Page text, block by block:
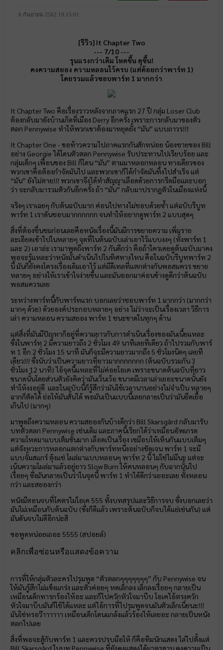
6 กันยายน 2562 19:15:01
[รีวิว] It Chapter Two
--- 7/10 ---
รุนแรงกว่าเดิม โหดขึ้น ดุขึ้น!
คงความสยอง ความหลอนไว้ครบ (แต่ด้อยกว่าพาร์ท 1)
โดยรวมแล้วชอบพาร์ท 1 มากกว่า
It Chapter Two คือเรื่องราวหลังจากภาคแรก 27 ปี กลุ่ม Loser Club
ต้องกลับมายังบ้านเกิดที่เมือง Derry อีกครั้ง เพราะการกลับมาของตัว
ตลก Pennywise ทำให้พวกเขาต้องมาหยุดยั้ง “มัน” แบบถาวร!!!
It Chapter One - ขอท้าวความไปภาคแรกกันสักหน่อย น้องชายของ Bill
อย่าง Georgie ได้โดนตัวตลก Pennywise รับประทานไปเรียบร้อย และ
กลุ่มเด็กๆ เพื่อนของ Bill ก็โดน “มัน” ตามมาหลอกหลอน ทางเดียวของ
พวกเขาคือต้องกำจัดมันไป และพวกเขาก็ได้กำจัดมันทิ้งไปสำเร็จ แต่
“มัน” ยังไม่ตาย!!! พวกเขาจึงได้ทำสัญญาเลือดด้วยการกรีดมือและบอก
ว่า จะกลับมารวมตัวกันอีกครั้ง ถ้า “มัน” กลับมาปรากฏตัวในเมืองแห่งนี้
จริงๆ เราเฉยๆ กับต้นฉบับมาก ค่อนไปทางไม่ชอบด้วยซ้ำ แต่ฉบับรีบูท
พาร์ท 1 เราดันชอบมากกกกกก จนทำให้อยากดูพาร์ท 2 แบบสุดๆ
สิ่งที่ต้องชื่นชมก่อนเลยคือหนังเรื่องนี้มันมีการขยายความ เพิ่มราย
ละเอียดเข้าไปในหลายๆ จุดที่ในต้นฉบับเล่าเอาไว้แบบงงๆ (ทั้งพาร์ท 1
และ 2) เอาล่ะ เรามาพูดถึงพาร์ท 2 กันดีกว่า คือถ้าใครเคยดูต้นฉบับมาคง
พอจะรู้แหละว่าหนังมันดำเนินไปในทิศทางไหน คือในฉบับรีบูทพาร์ท 2
นี้ มันก็ยังคงโครงเรื่องเดิมเอาไว้ แต่มีดีเทลที่แตกต่างกันพอสมควร ขยาย
หลายๆ อย่างให้เราเข้าใจง่ายขึ้น และมันออกมาค่อนข้างดูดีกว่าต้นฉบับ
พอสมควรเลย
ระหว่างพาร์ทนี้กับพาร์ทแรก บอกเลยว่าชอบพาร์ท 1 มากกว่า (มากกว่า
มากๆ ด้วย) ด้วยองค์ประกอบหลายๆ อย่าง ไม่ว่าจะเป็นเรื่องเวลา วิธีการ
เล่า ความหลอน ความสยอง พาร์ท 1 ชนะขาดในทุกๆ ด้าน
แต่สิ่งที่มันมีปัญหาก็อยู่ที่ความยาวกับการดำเนินเรื่องของมันเนี้ยแหละ
ซึ่งในพาร์ท 2 มีความยาวถึง 2 ชั่วโมง 49 นาทีเลยทีเดียว ถ้าไปรวมกับพาร์
ท 1 อีก 2 ชั่วโมง 15 นาที มันก็จะมีความยาวมากถึง 5 ชั่วโมงนิดๆ เลยที
เดียว!!! ซึ่งนับว่าเป็นความยาวที่ยาวมากกกกกกก (ต้นฉบับรวมกัน 3
ชั่วโมง 12 นาที) ไอ้จุดนี้แหละที่ไม่ค่อยโอเค เพราะขนาดต้นฉบับที่ยาว
ขนาดนั้นโดยส่วนตัวยังคิดว่ามันเวิ่นเว้อ ขนาดมีเวลาเล่าเยอะขนาดนั้นยัง
ทำให้งงอยู่ดี และในฉบับนี้ก็รู้สึกว่ามันใช้เวลานานอย่างไม่จำเป็น หลายๆ
ฉากก็ตัดได้ ย่อให้มันสั้นได้ พอมันเป็นแบบนี้เลยกลายเป็นว่ามันยืดเยื้อ
เกินไป (มากๆ)
มาพูดถึงความหลอน ความสยองกันบ้างดีกว่า Bill Skarsgård กลับมารับ
บทตัวตลก Pennywise เช่นเดิม และภาคนี้เรียกได้ว่าเหมือนอัพเกรด
ความโหดมาแบบเต็มขั้นมาก เลือดเป็นเรื่อง เขมือบให้เห็นกันแบบเต็มๆ
แต่จังหวะการหลอกแตกต่างกับพาร์ทหนึ่งอย่างชัดเจน พาร์ท 1 จะมี
แบบจั้มสแกร์ ตุ้งแช่ โผล่มาแบบหลอนๆ พาร์ท 2 นี้ ไม่ใช่ไม่มีนะ แต่จะ
เน้นความโผล่มาแล้วอยู่ยาว Slow Burn ให้คนหลอนๆ กับฉากนั้นไป
เรื่อยๆ ซึ่งมันกลายเป็นว่าในจุดนี้ พาร์ท 1 ทำได้ดีกว่าเยอะเลย ทั้งหลอน
กว่า และสยองกว่า
หนังมีตอนจบที่โคตรไม่โอเค 555 ทั้งบทสรุปและวิธีการจบ ซึ่งบอกเลยว่า
มันไม่เหมือนกับต้นฉบับ (ซึ่งก็ดีแล้ว เพราะต้นฉบับก็จบได้แย่เช่นกัน) แต่
มันดันจบไม่ดีอีกน่ะสิ
ขอพูดหน่อยเถอะ 5555 (สปอยล์)
คลิกเพื่อซ่อนหรือแสดงข้อความ
การที่ให้กลุ่มตัวละครไปรุมพูด “ตัวตลกๆๆๆๆๆๆๆ” กับ Pennywise จน
ให้มันรู้สึกไม่แข็งแกร่ง และตัวค่อยๆ หดเล็กลง เล็กลงเรื่อยๆ กลายเป็น
เหมือนเด็กทารกร้องไห้อะ และก็ไปควักหัวใจมาบีบ โอเคไอ้ตรงควัก
หัวใจมาบีบมันก็ใช้ได้แหละ แต่ไอ้การที่ไปรุมพูดจนมันตัวเล็กเนี่ยนะ!!!
มันใช่หรอว๊าาาาาา เหมือนเด็กโดนแกล้งแล้วร้องไห้เลยอะ กลายเป็นหนัง
ตลกไปเลย
สิ่งที่พอจะสู้กับพาร์ท 1 และควรปรบมือให้ ก็คือทีมนักแสดง ไล่ไปตั้งแต่
Bill Skarsgård ในบท Pennywise ที่ยังคงแสดงได้มาตรฐาน คงความเป็น